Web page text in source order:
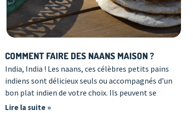
COMMENT FAIRE DES NAANS MAISON ?
India, India ! Les naans, ces célèbres petits pains
indiens sont délicieux seuls ou accompagnés d’un
bon plat indien de votre choix. Ils peuvent se
Lire la suite »